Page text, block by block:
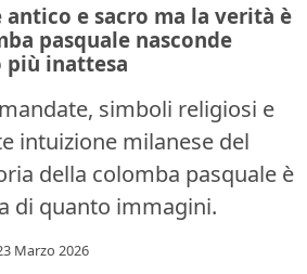
antico e sacro ma la verità è
pasquale nasconde
più inattesa
simboli religiosi e
intuizione milanese del
della colomba pasquale è
di quanto immagini.
Marzo 2026